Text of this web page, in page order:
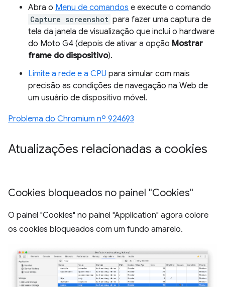
Abra o Menu de comandos e execute o comando
Capture screenshot para fazer uma captura de
tela da janela de visualização que inclui o hardware
do Moto G4 (depois de ativar a opção Mostrar
frame do dispositivo).
Limite a rede e a CPU para simular com mais
precisão as condições de navegação na Web de
um usuário de dispositivo móvel.
Problema do Chromium nº 924693
Atualizações relacionadas a cookies
Cookies bloqueados no painel "Cookies"
O painel "Cookies" no painel "Application" agora colore
os cookies bloqueados com um fundo amarelo.